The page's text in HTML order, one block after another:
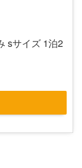
sサイズ 1泊2